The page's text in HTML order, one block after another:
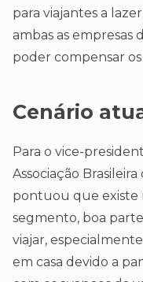
para viajantes a
ambas as empresas
poder compensar
Cenário
Para o vice-
Associação
pontuou que existe
segmento, boa
viajar,
em casa devido a